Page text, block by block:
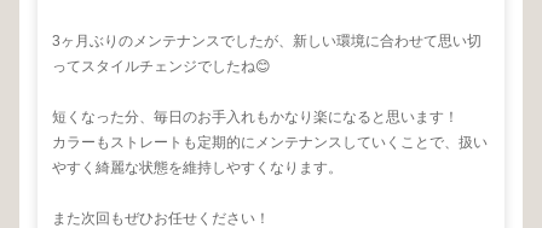
3ヶ月ぶりのメンテナンスでしたが、新しい環境に合わせて思い切
ってスタイルチェンジでしたね😊
短くなった分、毎日のお手入れもかなり楽になると思います！
カラーもストレートも定期的にメンテナンスしていくことで、扱い
やすく綺麗な状態を維持しやすくなります。
また次回もぜひお任せください！